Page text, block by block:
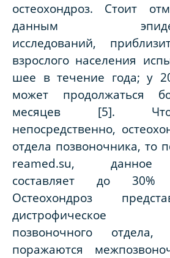
остеохондроз. Стоит
данным
исследований,
взрослого населения
шее в течение года; у
может продолжаться
месяцев [5]. Что
непосредственно,
отдела позвоночника, то
reamed.su, данное
составляет до 30%
Остеохондроз
дистрофическое
позвоночного
поражаются